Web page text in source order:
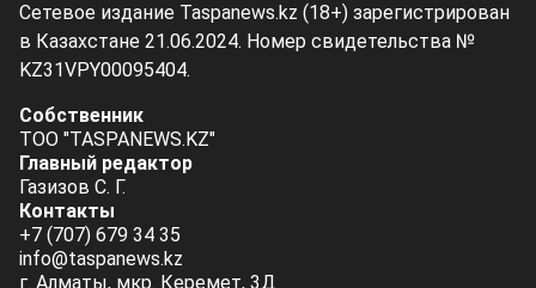
Сетевое издание Taspanews.kz (18+) зарегистрирован
в Казахстане 21.06.2024. Номер свидетельства №
KZ31VPY00095404.
Собственник
ТОО "TASPANEWS.KZ"
Главный редактор
Газизов С. Г.
Контакты
+7 (707) 679 34 35
info@taspanews.kz
г. Алматы, мкр. Керемет, 3Д